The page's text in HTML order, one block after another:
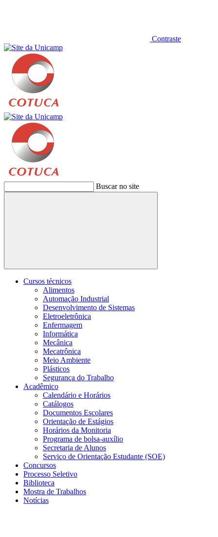
Contraste
Buscar no site
Buscar
Cursos técnicos
Alimentos
Automação Industrial
Desenvolvimento de Sistemas
Eletroeletrônica
Enfermagem
Informática
Mecânica
Mecatrônica
Meio Ambiente
Plásticos
Segurança do Trabalho
Acadêmico
Calendário e Horários
Catálogos
Documentos Escolares
Orientação de Estágios
Horários da Monitoria
Programa de bolsa-auxílio
Secretaria de Alunos
Serviço de Orientação Estudante (SOE)
Concursos
Processo Seletivo
Biblioteca
Mostra de Trabalhos
Notícias